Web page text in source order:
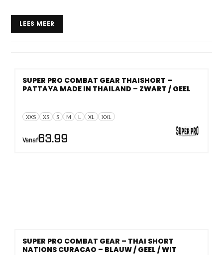
en print.
41,99 en 44,95.
LEES MEER
XXS XS S M L XL XXL
SUPER PRO COMBAT GEAR THAISHORT –
PATTAYA MADE IN THAILAND – ZWART / GEEL
Vanaf63.99
SUPER PRO COMBAT GEAR – THAI SHORT
NATIONS CURACAO – BLAUW / GEEL / WIT